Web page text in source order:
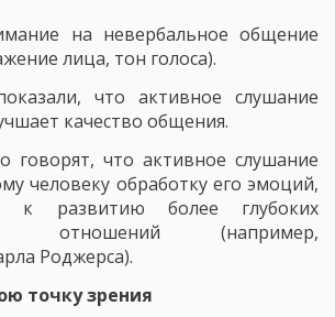
на невербальное общение
лица, тон голоса).
что активное слушание
качество общения.
говорят, что активное слушание
человеку обработку его эмоций,
к развитию более глубоких
отношений (например,
Роджерса).
точку зрения